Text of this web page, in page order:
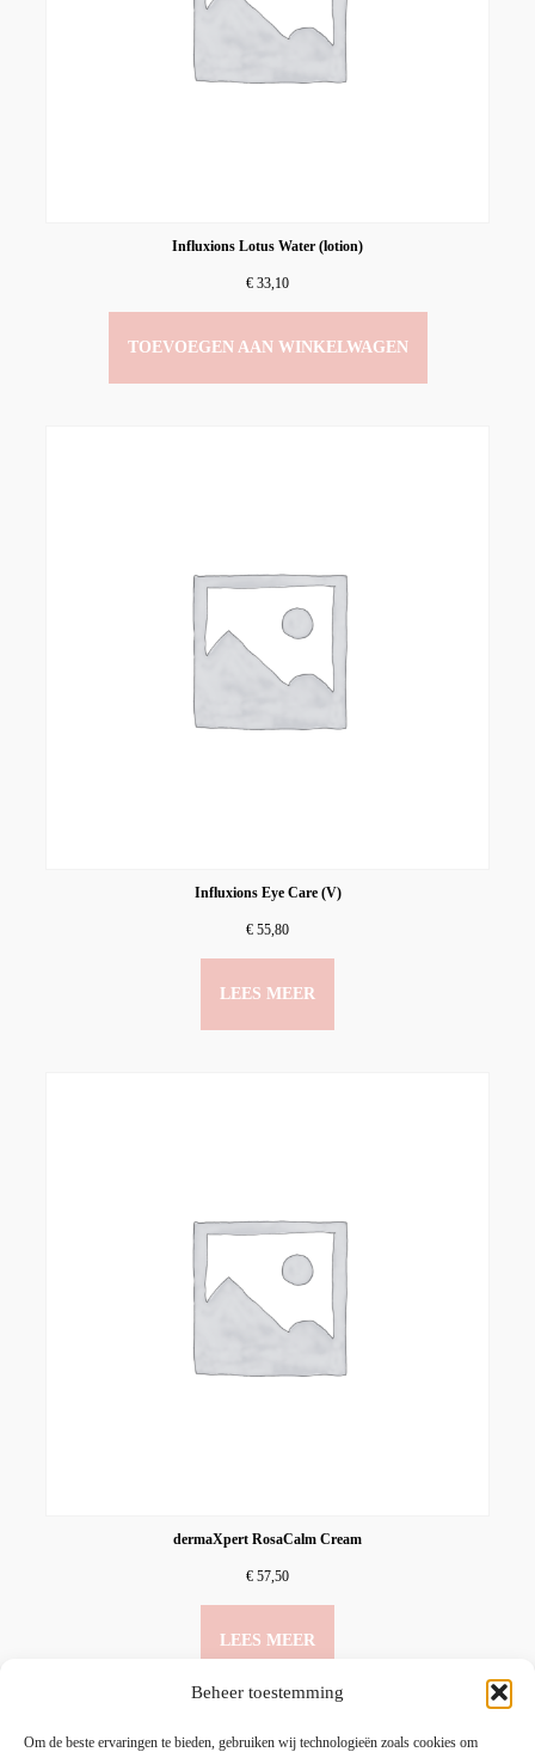
Beheer toestemming
Om de beste ervaringen te bieden, gebruiken wij technologieën zoals cookies om
Influxions Lotus Water (lotion)
€ 33,10
TOEVOEGEN AAN WINKELWAGEN
Influxions Eye Care (V)
€ 55,80
LEES MEER
dermaXpert RosaCalm Cream
€ 57,50
LEES MEER